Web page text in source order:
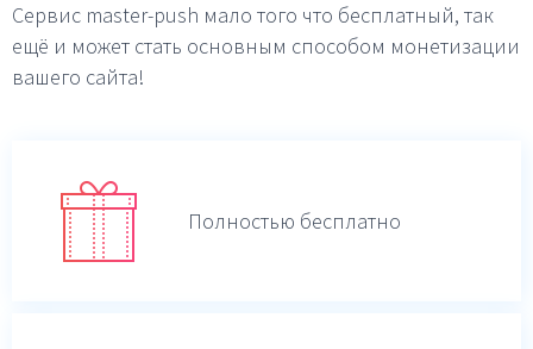
Сервис master-push мало того что бесплатный, так
ещё и может стать основным способом монетизации
вашего сайта!
Полностью бесплатно